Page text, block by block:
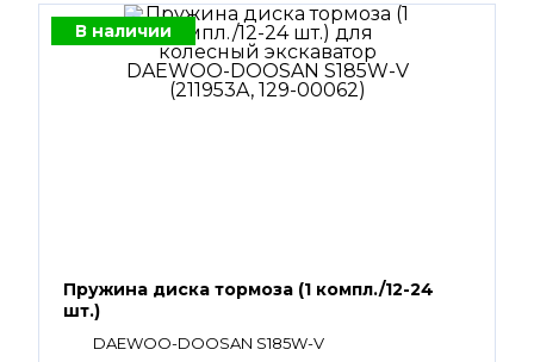
В наличии
Пружина диска тормоза (1 компл./12-24
шт.)
DAEWOO-DOOSAN S185W-V